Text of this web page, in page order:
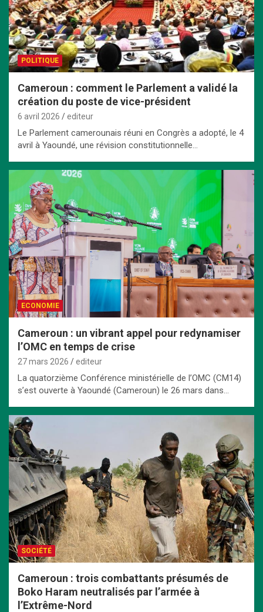
POLITIQUE
Cameroun : comment le Parlement a validé la
création du poste de vice-président
6 avril 2026 editeur
Le Parlement camerounais réuni en Congrès a adopté, le 4
avril à Yaoundé, une révision constitutionnelle…
ECONOMIE
Cameroun : un vibrant appel pour redynamiser
l’OMC en temps de crise
27 mars 2026 editeur
La quatorzième Conférence ministérielle de l’OMC (CM14)
s’est ouverte à Yaoundé (Cameroun) le 26 mars dans…
SOCIÉTÉ
Cameroun : trois combattants présumés de
Boko Haram neutralisés par l’armée à
l’Extrême-Nord